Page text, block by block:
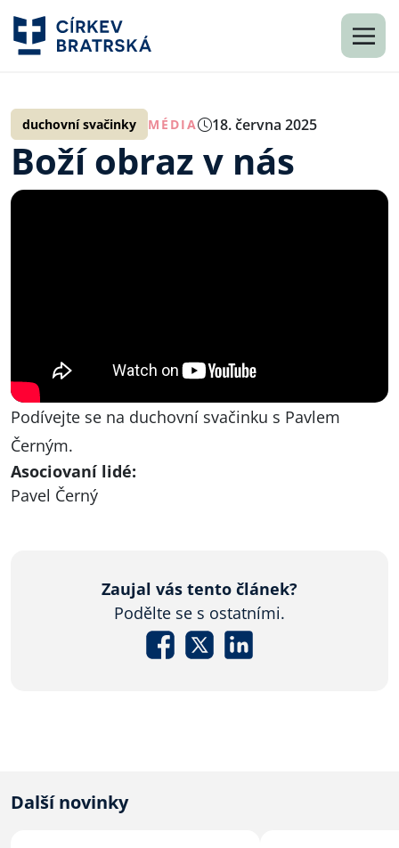
duchovní svačinky MÉDIA 18. června 2025
Boží obraz v nás
Podívejte se na duchovní svačinku s Pavlem
Černým.
Asociovaní lidé:
Pavel Černý
Zaujal vás tento článek?
Podělte se s ostatními.
Další novinky